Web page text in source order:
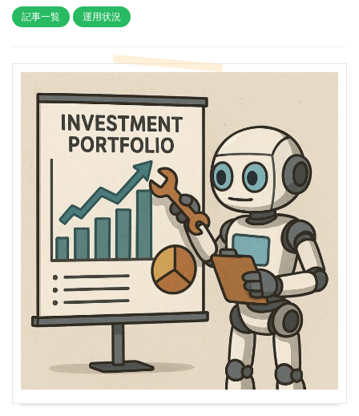
記事一覧 運用状況